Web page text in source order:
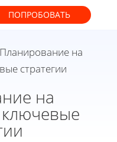
ПОПРОБОВАТЬ
на
стратегии
на